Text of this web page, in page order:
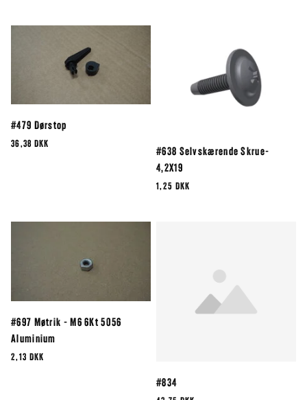
#479 Dørstop
36,38 DKK
#638 Selvskærende Skrue-
4,2X19
1,25 DKK
#697 Møtrik - M6 6Kt 5056
Aluminium
2,13 DKK
#834